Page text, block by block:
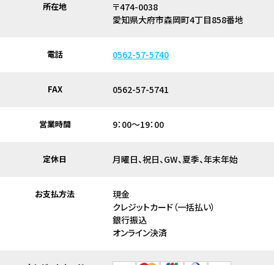
所在地
〒474-0038
愛知県大府市森岡町4丁目858番地
電話 0562-57-5740
FAX 0562-57-5741
営業時間 9：00～19：00
定休日 月曜日、祝日、GW、夏季、年末年始
お支払方法
現金
クレジットカード（一括払い）
銀行振込
オンライン決済